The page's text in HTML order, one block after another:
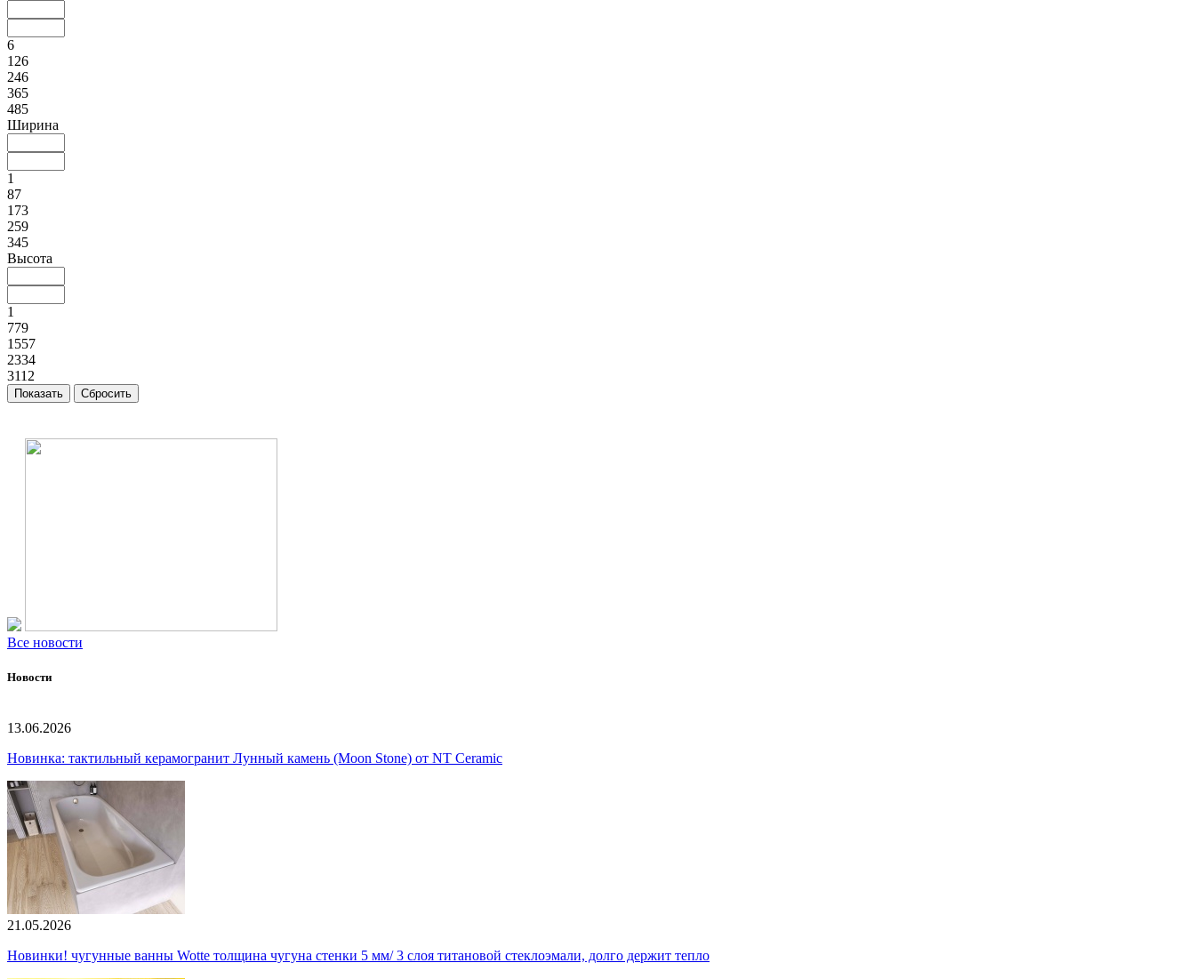
6
126
246
365
485
Ширина
1
87
173
259
345
Высота
1
779
1557
2334
3112
Все новости
Новости
13.06.2026
Новинка: тактильный керамогранит Лунный камень (Moon Stone) от NT Ceramic
21.05.2026
Новинки! чугунные ванны Wotte толщина чугуна стенки 5 мм/ 3 слоя титановой стеклоэмали, долго держит тепло